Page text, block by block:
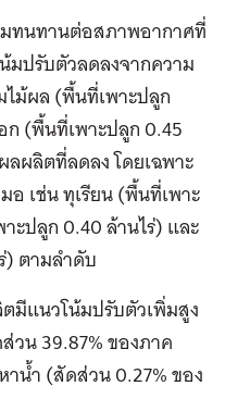
ทนทานต่อสภาพอากาศที่
ปรับตัวลดลงจากความ
ม้ผล (พื้นที่เพาะปลูก
ก (พื้นที่เพาะปลูก 0.45
ผลิตที่ลดลง โดยเฉพาะ
เช่น ทุเรียน (พื้นที่เพาะ
ะปลูก 0.40 ล้านไร่) และ
) ตามลำดับ
มีแนวโน้มปรับตัวเพิ่มสูง
น 39.87% ของภาค
าน้ำ (สัดส่วน 0.27% ของ